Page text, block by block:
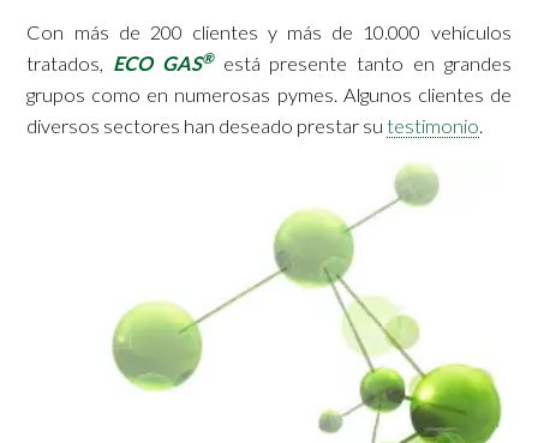
Con más de 200 clientes y más de 10.000 vehículos
tratados, ECO GAS®está presente tanto en grandes
grupos como en numerosas pymes. Algunos clientes de
diversos sectores han deseado prestar sutestimonio.